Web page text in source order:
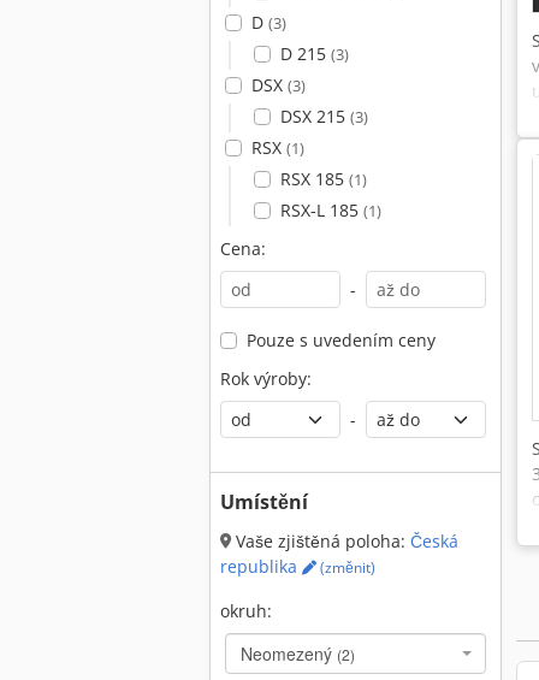
D (3)
D 215 (3)
DSX (3)
DSX 215 (3)
RSX (1)
RSX 185 (1)
RSX-L 185 (1)
Cena:
-
Pouze s uvedením ceny
Rok výroby:
-
Umístění
Vaše zjištěná poloha: Česká
republika
(změnit)
okruh:
Neomezený (2)